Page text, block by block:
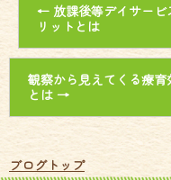
← 放課後等デイサー
リットとは
観察から見えてくる療
とは →
ブログトップ